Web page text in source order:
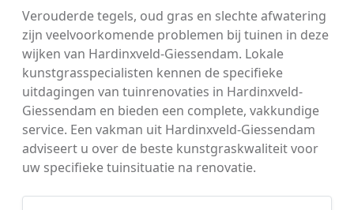
Verouderde tegels, oud gras en slechte afwatering
zijn veelvoorkomende problemen bij tuinen in deze
wijken van Hardinxveld-Giessendam. Lokale
kunstgrasspecialisten kennen de specifieke
uitdagingen van tuinrenovaties in Hardinxveld-
Giessendam en bieden een complete, vakkundige
service. Een vakman uit Hardinxveld-Giessendam
adviseert u over de beste kunstgraskwaliteit voor
uw specifieke tuinsituatie na renovatie.